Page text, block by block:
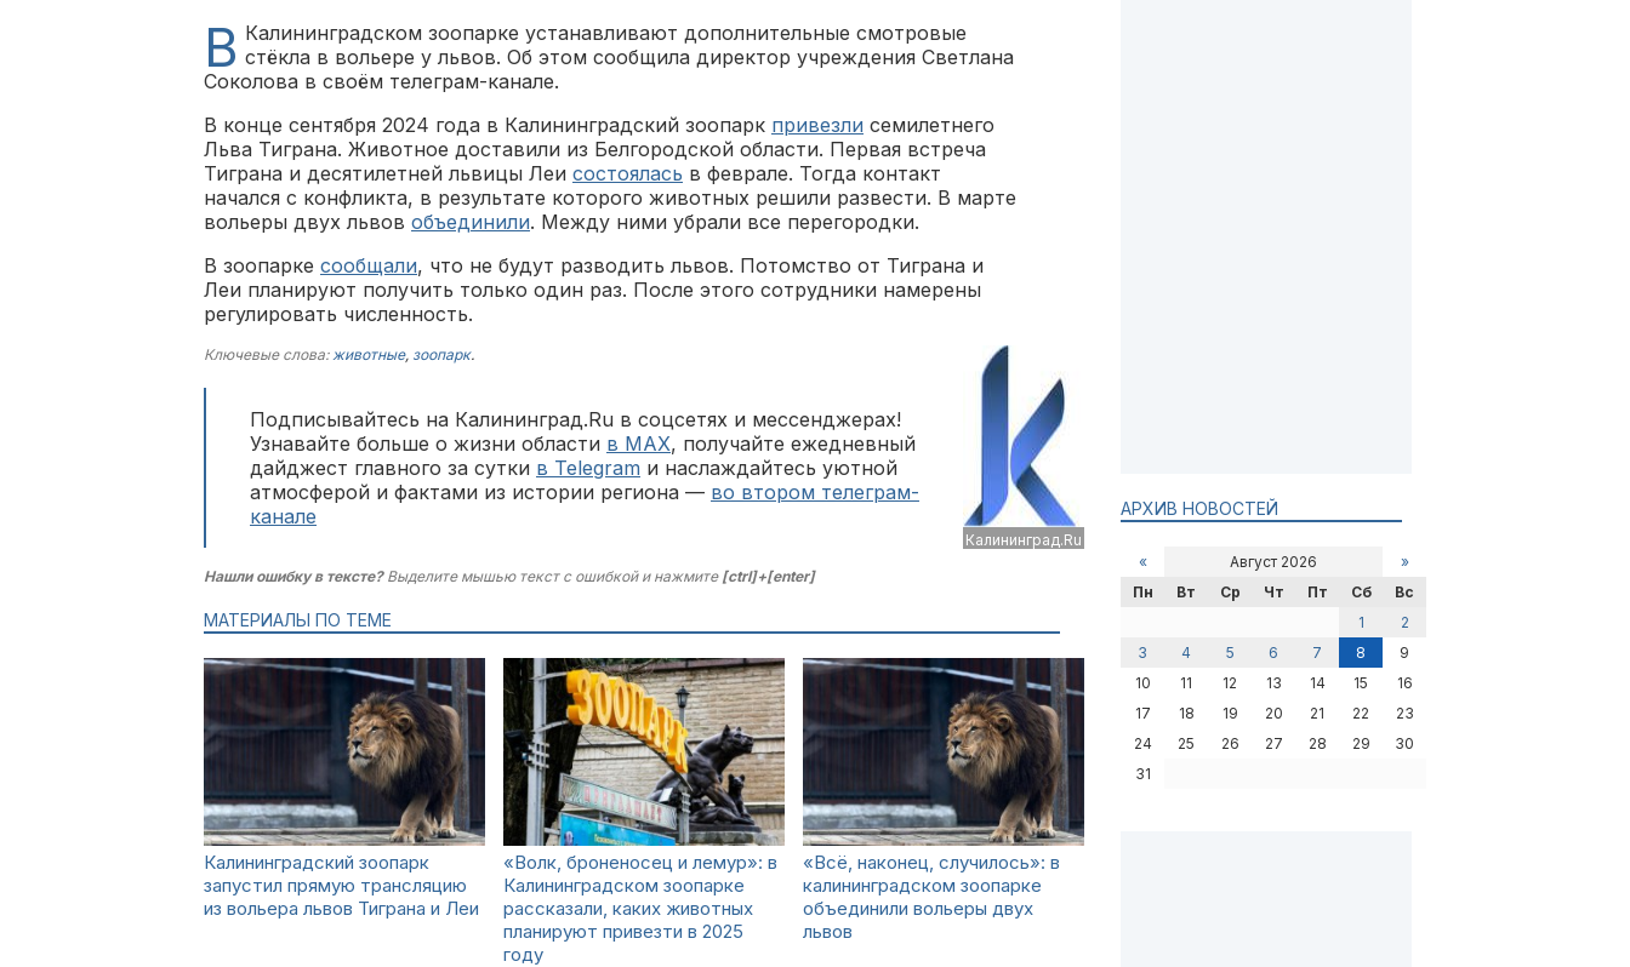
В Калининградском зоопарке устанавливают дополнительные смотровые
стёкла в вольере у львов. Об этом сообщила директор учреждения Светлана
Соколова в своём телеграм-канале.
В конце сентября 2024 года в Калининградский зоопарк привезли семилетнего
Льва Тиграна. Животное доставили из Белгородской области. Первая встреча
Тиграна и десятилетней львицы Леи состоялась в феврале. Тогда контакт
начался с конфликта, в результате которого животных решили развести. В марте
вольеры двух львов объединили. Между ними убрали все перегородки.
В зоопарке сообщали, что не будут разводить львов. Потомство от Тиграна и
Леи планируют получить только один раз. После этого сотрудники намерены
регулировать численность.
Калининград.Ru
Ключевые слова:животные, зоопарк.
Подписывайтесь на Калининград.Ru в соцсетях и мессенджерах!
Узнавайте больше о жизни области в MAX, получайте ежедневный
дайджест главного за сутки в Telegram и наслаждайтесь уютной
атмосферой и фактами из истории региона — во втором телеграм-
канале
Нашли ошибку в тексте?Выделите мышью текст с ошибкой и нажмите [ctrl]+[enter]
МАТЕРИАЛЫ ПО ТЕМЕ
Калининградский зоопарк
запустил прямую трансляцию
из вольера львов Тиграна и Леи
«Волк, броненосец и лемур»: в
Калининградском зоопарке
рассказали, каких животных
планируют привезти в 2025
году
«Всё, наконец, случилось»: в
калининградском зоопарке
объединили вольеры двух
львов
АРХИВ НОВОСТЕЙ
« Август 2026
»
Пн
Вт Ср Чт Пт Сб
Вс
1
2
3
4 5 6 7 8
9
10
11 12 13 14 15
16
17
18 19 20 21 22
23
24
25 26 27 28 29
30
31